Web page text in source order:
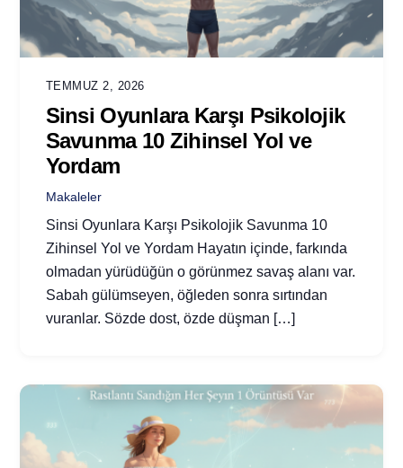
TEMMUZ 2, 2026
Sinsi Oyunlara Karşı Psikolojik
Savunma 10 Zihinsel Yol ve
Yordam
Makaleler
Sinsi Oyunlara Karşı Psikolojik Savunma 10
Zihinsel Yol ve Yordam Hayatın içinde, farkında
olmadan yürüdüğün o görünmez savaş alanı var.
Sabah gülümseyen, öğleden sonra sırtından
vuranlar. Sözde dost, özde düşman […]